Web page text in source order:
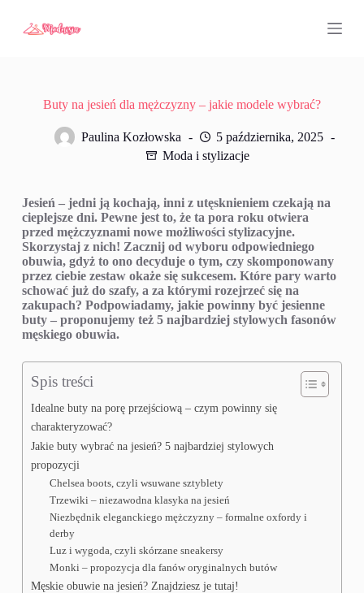
Buty na jesień dla mężczyzny – jakie modele wybrać?
Paulina Kozłowska
5 października, 2025
Moda i stylizacje
Jesień – jedni ją kochają, inni z utęsknieniem czekają na
cieplejsze dni. Pewne jest to, że ta pora roku otwiera
przed mężczyznami nowe możliwości stylizacyjne.
Skorzystaj z nich! Zacznij od wyboru odpowiedniego
obuwia, gdyż to ono decyduje o tym, czy skomponowany
przez ciebie zestaw okaże się sukcesem. Które pary warto
schować już do szafy, a za którymi rozejrzeć się na
zakupach? Podpowiadamy, jakie powinny być jesienne
buty – proponujemy też 5 najbardziej stylowych fasonów
męskiego obuwia.
Spis treści
Idealne buty na porę przejściową – czym powinny się
charakteryzować?
Jakie buty wybrać na jesień? 5 najbardziej stylowych
propozycji
Chelsea boots, czyli wsuwane sztyblety
Trzewiki – niezawodna klasyka na jesień
Niezbędnik eleganckiego mężczyzny – formalne oxfordy i
derby
Luz i wygoda, czyli skórzane sneakersy
Monki – propozycja dla fanów oryginalnych butów
Męskie obuwie na jesień? Znajdziesz je tutaj!